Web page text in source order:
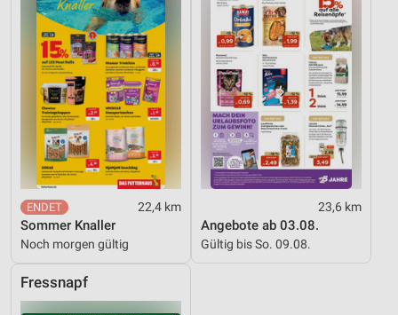
22,4 km
Sommer Knaller
Noch morgen gültig
23,6 km
Angebote ab 03.08.
Gültig bis So. 09.08.
Fressnapf
Funktional
Werbung